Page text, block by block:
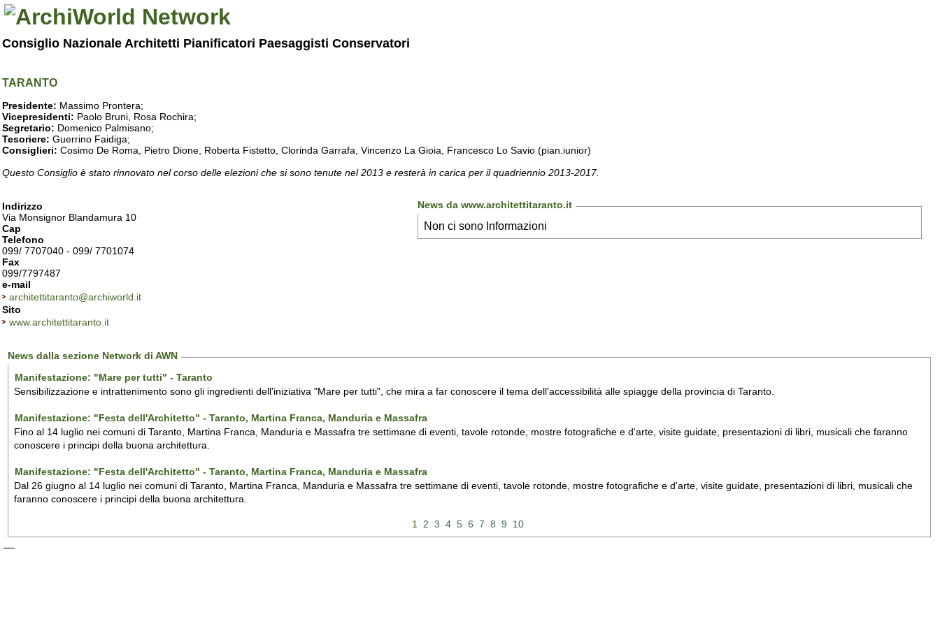
Consiglio Nazionale Architetti Pianificatori Paesaggisti Conservatori
TARANTO
Presidente: Massimo Prontera;
Vicepresidenti: Paolo Bruni, Rosa Rochira;
Segretario: Domenico Palmisano;
Tesoriere: Guerrino Faidiga;
Consiglieri: Cosimo De Roma, Pietro Dione, Roberta Fistetto, Clorinda Garrafa, Vincenzo La Gioia, Francesco Lo Savio (pian.iunior)
Questo Consiglio è stato rinnovato nel corso delle elezioni che si sono tenute nel 2013 e resterà in carica per il quadriennio 2013-2017.
Indirizzo
Via Monsignor Blandamura 10
Cap
Telefono
099/ 7707040 - 099/ 7701074
Fax
099/7797487
e-mail
architettitaranto@archiworld.it
Sito
www.architettitaranto.it
News da www.architettitaranto.it
Non ci sono Informazioni
News dalla sezione Network di AWN
Manifestazione: "Mare per tutti" - Taranto
Sensibilizzazione e intrattenimento sono gli ingredienti dell'iniziativa "Mare per tutti", che mira a far conoscere il tema dell'accessibilità alle spiagge della provincia di Taranto.
Manifestazione: "Festa dell'Architetto" - Taranto, Martina Franca, Manduria e Massafra
Fino al 14 luglio nei comuni di Taranto, Martina Franca, Manduria e Massafra tre settimane di eventi, tavole rotonde, mostre fotografiche e d'arte, visite guidate, presentazioni di libri, musicali che faranno
conoscere i principi della buona architettura.
Manifestazione: "Festa dell'Architetto" - Taranto, Martina Franca, Manduria e Massafra
Dal 26 giugno al 14 luglio nei comuni di Taranto, Martina Franca, Manduria e Massafra tre settimane di eventi, tavole rotonde, mostre fotografiche e d'arte, visite guidate, presentazioni di libri, musicali che
faranno conoscere i principi della buona architettura.
1 2 3 4 5 6 7 8 9 10